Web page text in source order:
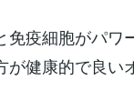
疫細胞がパワ
健康的で良い